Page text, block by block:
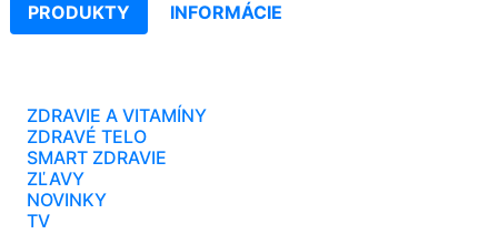
PRODUKTY INFORMÁCIE
ZDRAVIE A VITAMÍNY
ZDRAVÉ TELO
SMART ZDRAVIE
ZĽAVY
NOVINKY
TV